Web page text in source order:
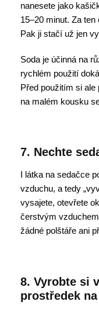
nanesete jako
15–20 minut. Za
Pak ji stačí už jen
Soda je účinná na
rychlém použití
Před použitím si
na malém kousku
7. Nechte
I látka na sedačce
vzduchu, a tedy
vysajete, otevřete
čerstvým
žádné polštáře ani
8. Vyrobte si
prostředek